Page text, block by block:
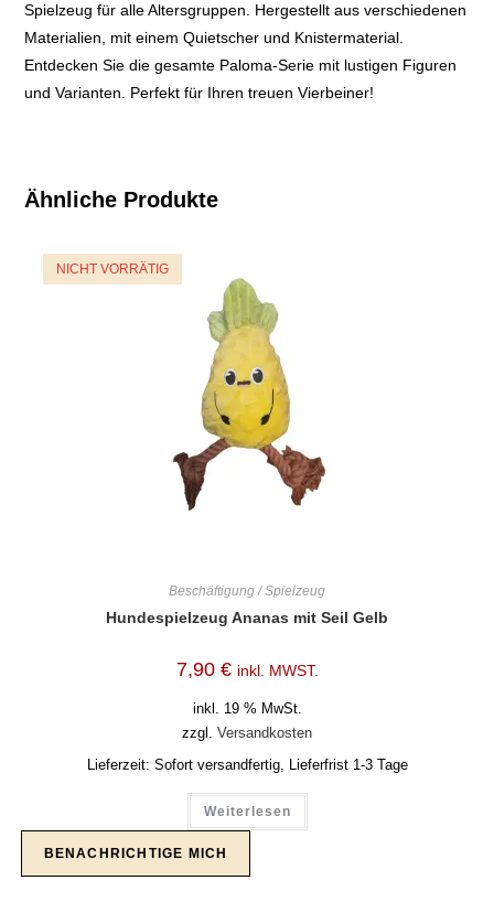
Spielzeug für alle Altersgruppen. Hergestellt aus verschiedenen
Materialien, mit einem Quietscher und Knistermaterial.
Entdecken Sie die gesamte Paloma-Serie mit lustigen Figuren
und Varianten. Perfekt für Ihren treuen Vierbeiner!
Ähnliche Produkte
NICHT VORRÄTIG
Beschäftigung / Spielzeug
Hundespielzeug Ananas mit Seil Gelb
7,90 € inkl. MWST.
inkl. 19 % MwSt.
zzgl. Versandkosten
Lieferzeit: Sofort versandfertig, Lieferfrist 1-3 Tage
Weiterlesen